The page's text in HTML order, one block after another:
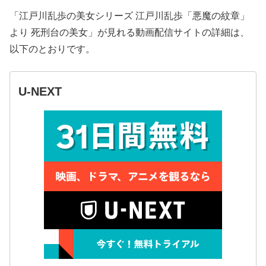
「江戸川乱歩の美女シリーズ 江戸川乱歩「悪魔の紋章」
より 死刑台の美女」が見れる動画配信サイトの詳細は、
以下のとおりです。
U-NEXT